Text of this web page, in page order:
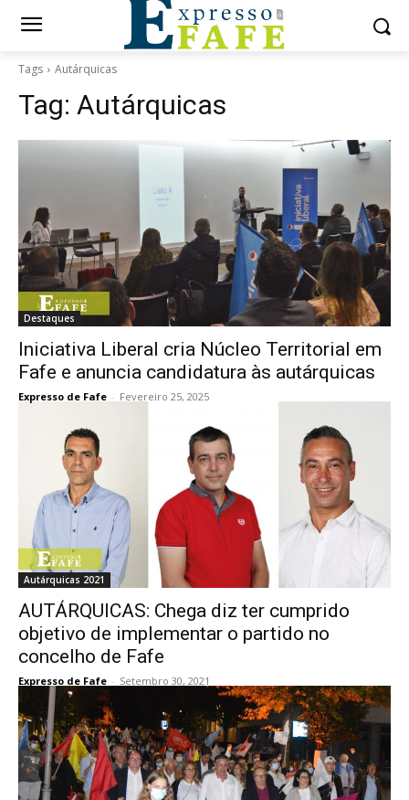
Tags Autárquicas
Tag: Autárquicas
Destaques
Iniciativa Liberal cria Núcleo Territorial em
Fafe e anuncia candidatura às autárquicas
Expresso de Fafe - Fevereiro 25, 2025
Autárquicas 2021
AUTÁRQUICAS: Chega diz ter cumprido
objetivo de implementar o partido no
concelho de Fafe
Expresso de Fafe - Setembro 30, 2021